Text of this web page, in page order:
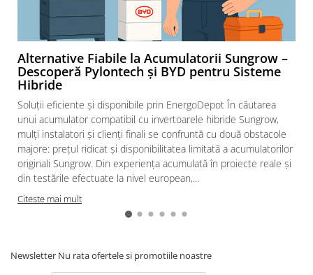
Alternative Fiabile la Acumulatorii Sungrow –
Descoperă Pylontech și BYD pentru Sisteme
Hibride
Soluții eficiente și disponibile prin EnergoDepot În căutarea
unui acumulator compatibil cu invertoarele hibride Sungrow,
mulți instalatori și clienți finali se confruntă cu două obstacole
majore: prețul ridicat și disponibilitatea limitată a acumulatorilor
originali Sungrow. Din experiența acumulată în proiecte reale și
din testările efectuate la nivel european,...
Citeste mai mult
Newsletter Nu rata ofertele si promotiile noastre